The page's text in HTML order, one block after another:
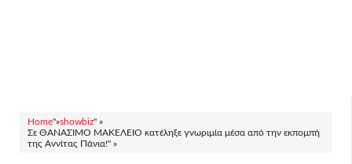
Home"»showbiz" »
Σε ΘΑΝΑΣΙΜΟ ΜΑΚΕΛΕΙΟ κατέληξε γνωριμία μέσα από την εκπομπή
της Αννίτας Πάνια!" »